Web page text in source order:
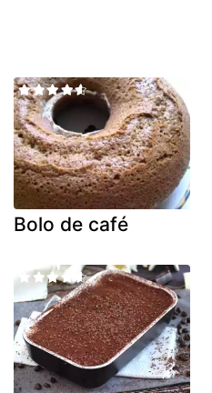
Bolo de café